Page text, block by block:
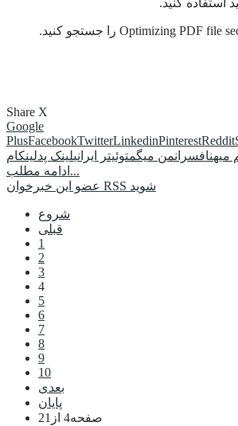
Share X
Google
PlusFacebookTwitterLinkedinPinterestReddit
میهنافسرانمن میگمتوئیتر ایرانیلینک پدلینکام
ادامه مطلب...
عضو این خبرخوان RSS شوید
شروع
قبلی
1
2
3
4
5
6
7
8
9
10
بعدی
پایان
صفحه4 از21